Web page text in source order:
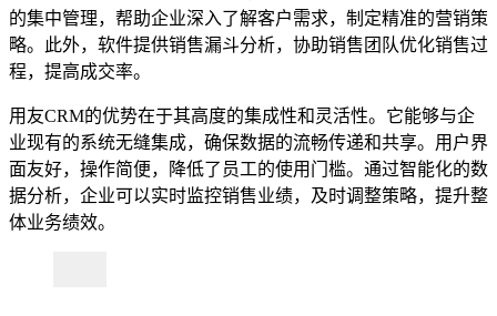
的集中管理，帮助企业深入了解客户需求，制定精准的营销策
略。此外，软件提供销售漏斗分析，协助销售团队优化销售过
程，提高成交率。
用友CRM的优势在于其高度的集成性和灵活性。它能够与企
业现有的系统无缝集成，确保数据的流畅传递和共享。用户界
面友好，操作简便，降低了员工的使用门槛。通过智能化的数
据分析，企业可以实时监控销售业绩，及时调整策略，提升整
体业务绩效。